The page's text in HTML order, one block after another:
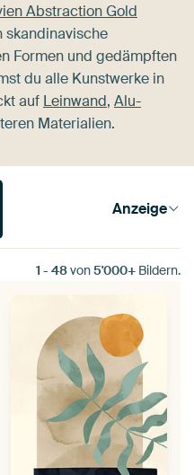
Abstraction Gold
skandinavische
Formen und gedämpften
du alle Kunstwerke in
auf Leinwand, Alu-
Materialien.
Anzeige
1 - 48von5'000+ Bildern.